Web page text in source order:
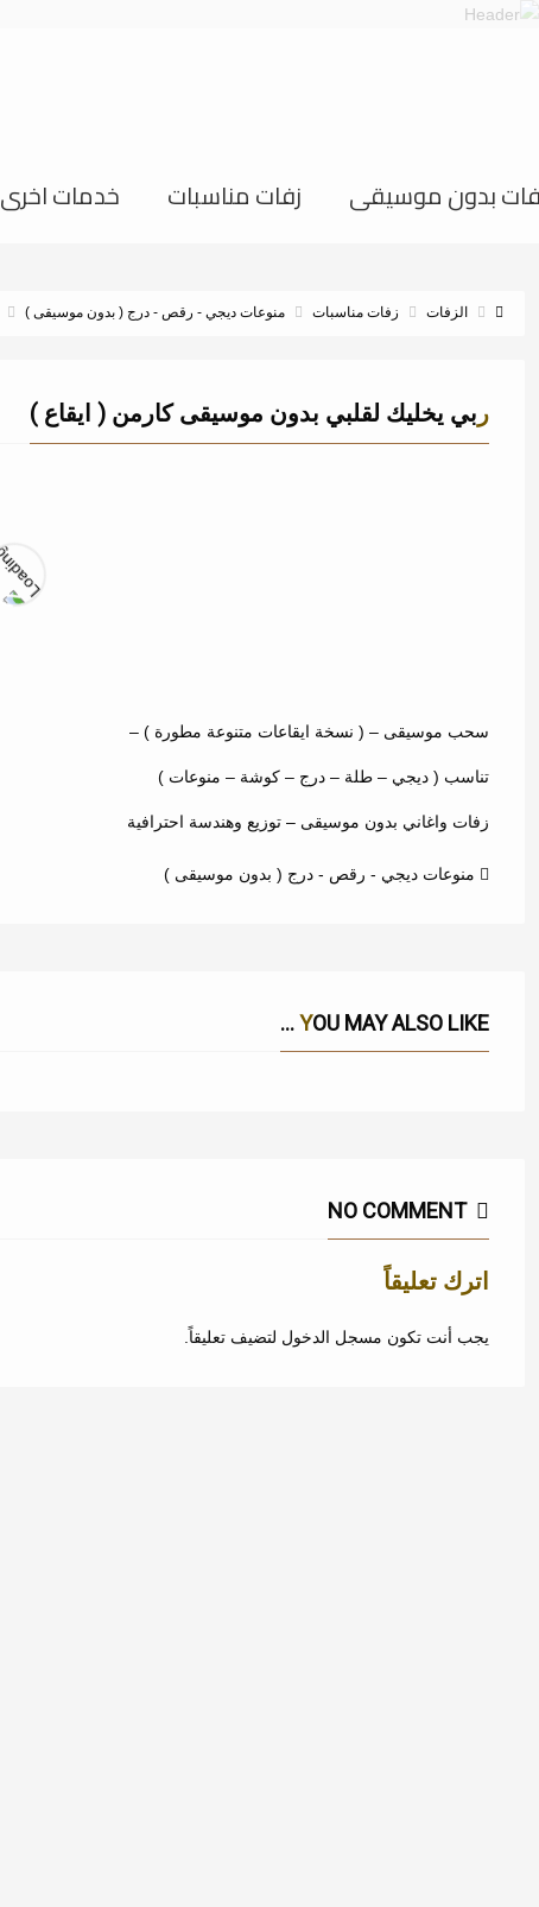
بدون موسيقى زفات مناسبات خدمات اخرى
الزفات زفات مناسبات منوعات ديجي - رقص - درج ( بدون موسيقى )
ربي يخليك لقلبي بدون موسيقى كارمن ( ايقاع )
سحب موسيقى – ( نسخة ايقاعات متنوعة مطورة ) –
تناسب ( ديجي – طلة – درج – كوشة – منوعات )
زفات واغاني بدون موسيقى – توزيع وهندسة احترافية
منوعات ديجي - رقص - درج ( بدون موسيقى )
YOU MAY ALSO LIKE ...
NO COMMENT
اترك تعليقاً
يجب أنت تكون مسجل الدخول لتضيف تعليقاً.